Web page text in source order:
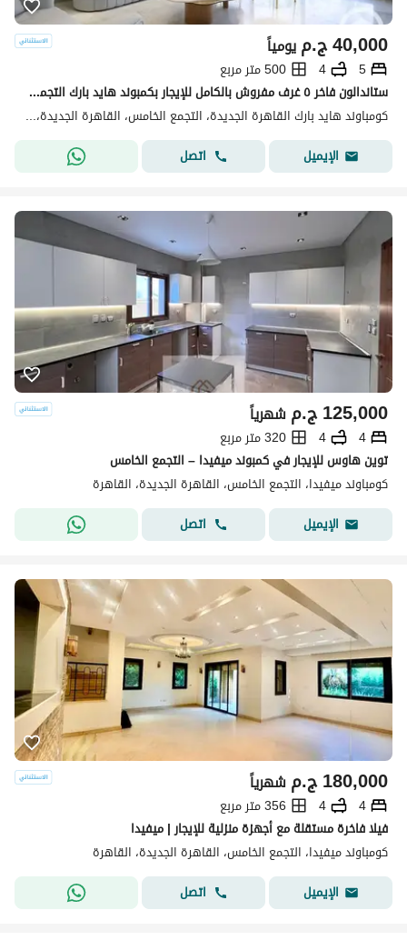
ج.م40,000 يومياً
5
4
500 متر مربع
ستاندالون فاخر ٥ غرف مفروش بالكامل للإيجار بكمبوند هايد بارك التجمع الخامس بالقاهرة الجديدة
كومباوند هايد بارك القاهرة الجديدة، التجمع الخامس، القاهرة الجديدة، القاهرة
الإيميل
اتصل
ج.م125,000 شهرياً
4
4
320 متر مربع
توين هاوس للإيجار في كمبوند ميفيدا – التجمع الخامس
كومباوند ميفيدا، التجمع الخامس، القاهرة الجديدة، القاهرة
الإيميل
اتصل
ج.م180,000 شهرياً
4
4
356 متر مربع
فيلا فاخرة مستقلة مع أجهزة منزلية للإيجار | ميفيدا
كومباوند ميفيدا، التجمع الخامس، القاهرة الجديدة، القاهرة
الإيميل
اتصل